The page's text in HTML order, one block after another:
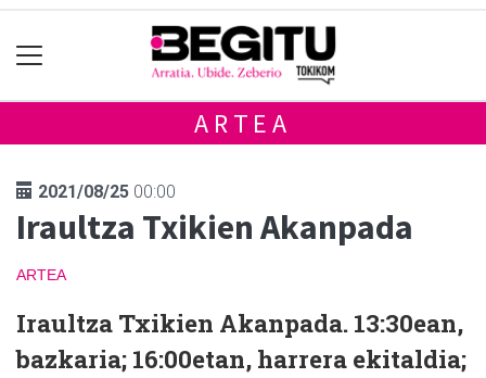
ARTEA
2021/08/25 00:00
Iraultza Txikien Akanpada
ARTEA
Iraultza Txikien Akanpada. 13:30ean,
bazkaria; 16:00etan, harrera ekitaldia;